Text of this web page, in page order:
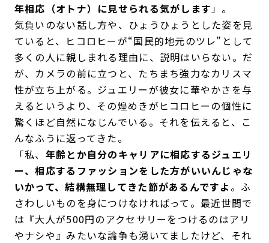
年相応（オトナ）に見せられる気がします 」。
気負いのない話し方や、ひょうひょうとした姿を見
ていると、ヒコロヒーが“国民的地元のツレ”として
多くの人に親しまれる理由に、説明はいらない。だ
が、カメラの前に立つと、たちまち強力なカリスマ
性が立ち上がる。ジュエリーが彼女に華やかさを与
えるというより、その煌めきがヒコロヒーの個性に
驚くほど自然になじんでいる。それを伝えると、こ
んなふうに返ってきた。
「私、 年齢とか自分のキャリアに相応するジュエリ
ー、相応するファッションをした方がいいんじゃな
いかって、結構無理してきた節があるんですよ 。ふ
さわしいものを身につけなければって。最近世間で
は『大人が500円のアクセサリーをつけるのはアリ
やナシや』みたいな論争も湧いてましたけど、それ